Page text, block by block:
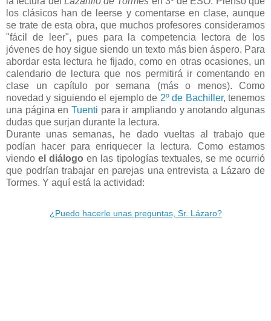
los clásicos han de leerse y comentarse en clase, aunque
se trate de esta obra, que muchos profesores consideramos
"fácil de leer", pues para la competencia lectora de los
jóvenes de hoy sigue siendo un texto más bien áspero. Para
abordar esta lectura he fijado, como en otras ocasiones, un
calendario de lectura que nos permitirá ir comentando en
clase un capítulo por semana (más o menos). Como
novedad y siguiendo el ejemplo de 2º de Bachiller, tenemos
una página en Tuenti para ir ampliando y anotando algunas
dudas que surjan durante la lectura.
Durante unas semanas, he dado vueltas al trabajo que
podían hacer para enriquecer la lectura. Como estamos
viendoel diálogo en las tipologías textuales, se me ocurrió
que podrían trabajar en parejas una entrevista a Lázaro de
Tormes. Y aquí está la actividad:
¿Puedo hacerle unas preguntas, Sr. Lázaro?